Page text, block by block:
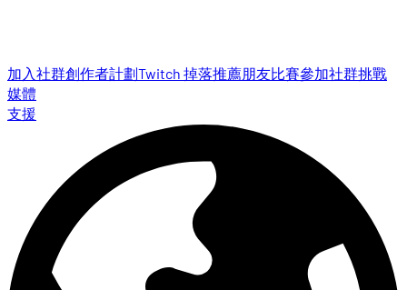
加入社群創作者計劃Twitch 掉落推薦朋友比賽參加社群挑戰
媒體
支援